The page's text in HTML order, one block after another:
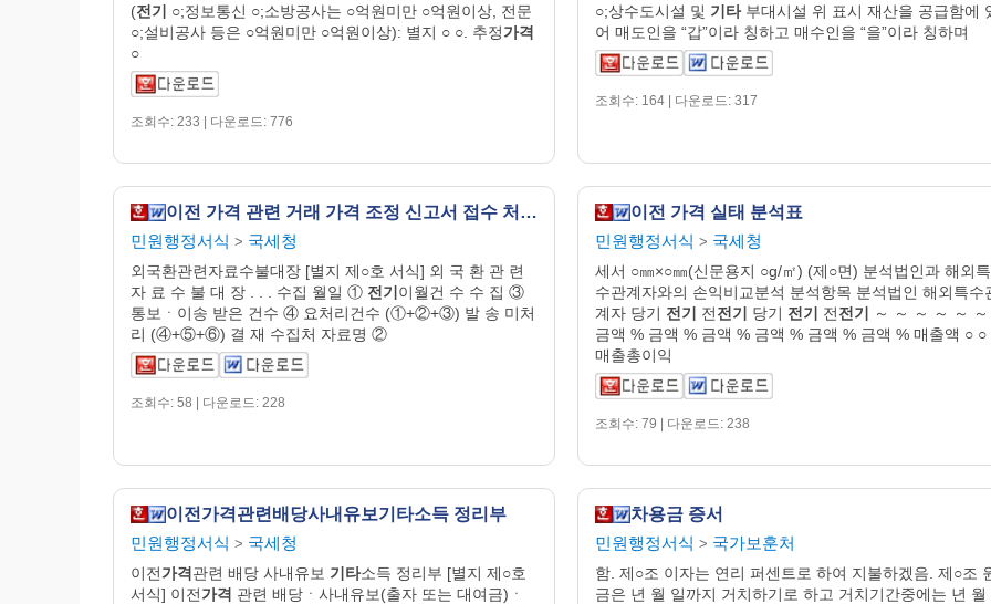
(전기 ○;정보통신 ○;소방공사는 ○억원미만 ○억원이상, 전문
○;설비공사 등은 ○억원미만 ○억원이상): 별지 ○ ○. 추정가격
○
조회수: 233 | 다운로드: 776
○;상수도시설 및 기타부대시설 위 표시 재산을 공급함에
어 매도인을 “갑”이라 칭하고 매수인을 “을”이라 칭하며
조회수: 164 | 다운로드: 317
이전 가격 관련 거래 가격 조정 신고서 접수 처리 대장
민원행정서식 > 국세청
외국환관련자료수불대장 [별지 제○호 서식] 외 국 환 관 련
자 료 수 불 대 장 . . . 수집 월일 ① 전기이월건 수 수 집 ③
통보ㆍ이송 받은 건수 ④ 요처리건수 (①+②+③) 발 송 미처
리 (④+⑤+⑥) 결 재 수집처 자료명 ②
조회수: 58 | 다운로드: 228
이전 가격 실태 분석표
민원행정서식 > 국세청
세서 ○㎜×○㎜(신문용지 ○g/㎡) (제○면) 분석법인과 해외특
수관계자와의 손익비교분석 분석항목 분석법인 해외특수
계자 당기 전기 전전기 당기 전기 전전기 ～ ～ ～ ～ ～ ～
금액 % 금액 % 금액 % 금액 % 금액 % 금액 % 매출액 ○ ○
매출총이익
조회수: 79 | 다운로드: 238
이전가격관련배당사내유보기타소득 정리부
민원행정서식 > 국세청
이전가격관련 배당 사내유보 기타소득 정리부 [별지 제○호
서식] 이전가격 관련 배당ㆍ사내유보(출자 또는 대여금)ㆍ
차용금 증서
민원행정서식 > 국가보훈처
함. 제○조 이자는 연리 퍼센트로 하여 지불하겠음. 제○조
금은 년 월 일까지 거치하기로 하고 거치기간중에는 년 월